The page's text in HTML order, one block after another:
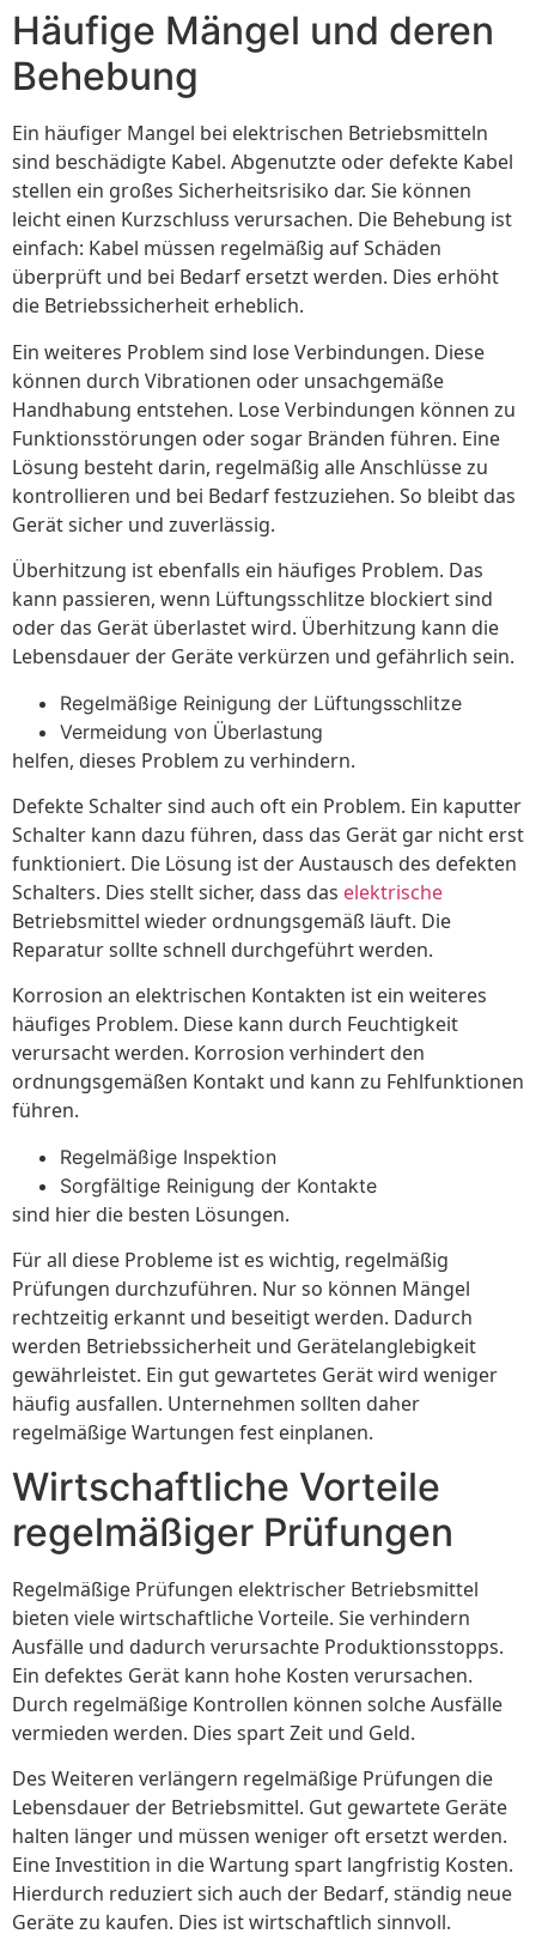
Häufige Mängel und deren
Behebung
Ein häufiger Mangel bei elektrischen Betriebsmitteln
sind beschädigte Kabel. Abgenutzte oder defekte Kabel
stellen ein großes Sicherheitsrisiko dar. Sie können
leicht einen Kurzschluss verursachen. Die Behebung ist
einfach: Kabel müssen regelmäßig auf Schäden
überprüft und bei Bedarf ersetzt werden. Dies erhöht
die Betriebssicherheit erheblich.
Ein weiteres Problem sind lose Verbindungen. Diese
können durch Vibrationen oder unsachgemäße
Handhabung entstehen. Lose Verbindungen können zu
Funktionsstörungen oder sogar Bränden führen. Eine
Lösung besteht darin, regelmäßig alle Anschlüsse zu
kontrollieren und bei Bedarf festzuziehen. So bleibt das
Gerät sicher und zuverlässig.
Überhitzung ist ebenfalls ein häufiges Problem. Das
kann passieren, wenn Lüftungsschlitze blockiert sind
oder das Gerät überlastet wird. Überhitzung kann die
Lebensdauer der Geräte verkürzen und gefährlich sein.
Regelmäßige Reinigung der Lüftungsschlitze
Vermeidung von Überlastung
helfen, dieses Problem zu verhindern.
Defekte Schalter sind auch oft ein Problem. Ein kaputter
Schalter kann dazu führen, dass das Gerät gar nicht erst
funktioniert. Die Lösung ist der Austausch des defekten
Schalters. Dies stellt sicher, dass das elektrische
Betriebsmittel wieder ordnungsgemäß läuft. Die
Reparatur sollte schnell durchgeführt werden.
Korrosion an elektrischen Kontakten ist ein weiteres
häufiges Problem. Diese kann durch Feuchtigkeit
verursacht werden. Korrosion verhindert den
ordnungsgemäßen Kontakt und kann zu Fehlfunktionen
führen.
Regelmäßige Inspektion
Sorgfältige Reinigung der Kontakte
sind hier die besten Lösungen.
Für all diese Probleme ist es wichtig, regelmäßig
Prüfungen durchzuführen. Nur so können Mängel
rechtzeitig erkannt und beseitigt werden. Dadurch
werden Betriebssicherheit und Gerätelanglebigkeit
gewährleistet. Ein gut gewartetes Gerät wird weniger
häufig ausfallen. Unternehmen sollten daher
regelmäßige Wartungen fest einplanen.
Wirtschaftliche Vorteile
regelmäßiger Prüfungen
Regelmäßige Prüfungen elektrischer Betriebsmittel
bieten viele wirtschaftliche Vorteile. Sie verhindern
Ausfälle und dadurch verursachte Produktionsstopps.
Ein defektes Gerät kann hohe Kosten verursachen.
Durch regelmäßige Kontrollen können solche Ausfälle
vermieden werden. Dies spart Zeit und Geld.
Des Weiteren verlängern regelmäßige Prüfungen die
Lebensdauer der Betriebsmittel. Gut gewartete Geräte
halten länger und müssen weniger oft ersetzt werden.
Eine Investition in die Wartung spart langfristig Kosten.
Hierdurch reduziert sich auch der Bedarf, ständig neue
Geräte zu kaufen. Dies ist wirtschaftlich sinnvoll.